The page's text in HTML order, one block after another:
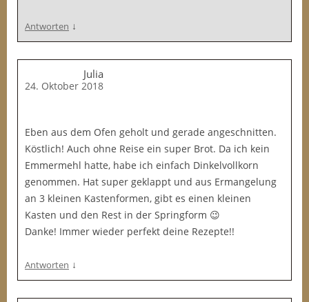
Antworten ↓
Julia
24. Oktober 2018
Eben aus dem Ofen geholt und gerade angeschnitten.
Köstlich! Auch ohne Reise ein super Brot. Da ich kein
Emmermehl hatte, habe ich einfach Dinkelvollkorn
genommen. Hat super geklappt und aus Ermangelung
an 3 kleinen Kastenformen, gibt es einen kleinen
Kasten und den Rest in der Springform 😉
Danke! Immer wieder perfekt deine Rezepte!!
Antworten ↓